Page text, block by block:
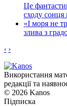
Це
сходу сонця
«І моря не
злива з
‹ ›
Використання
редакції та
© 2026 Kanos
Підписка